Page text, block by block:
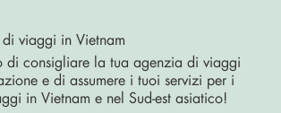
viaggi in Vietnam
di consigliare la tua agenzia di viaggi
e di assumere i tuoi servizi per i
in Vietnam e nel Sud-est asiatico!